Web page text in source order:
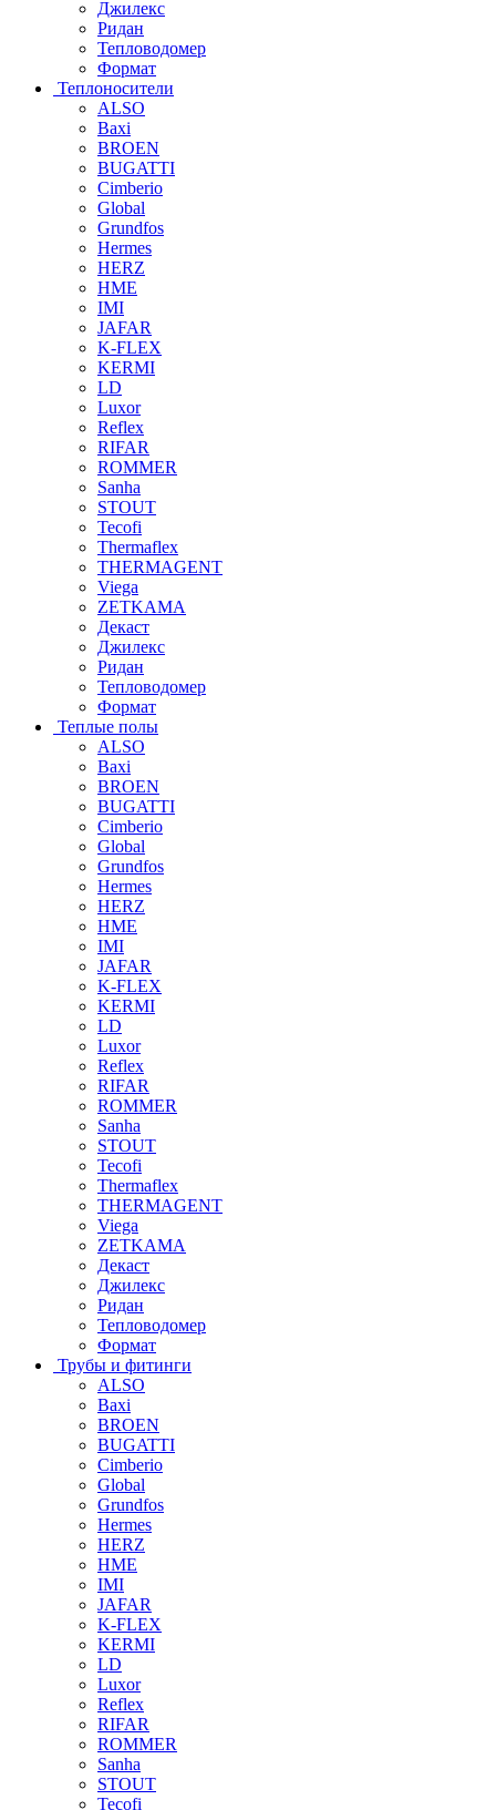
Джилекс
Ридан
Тепловодомер
Формат
Теплоносители
ALSO
Baxi
BROEN
BUGATTI
Cimberio
Global
Grundfos
Hermes
HERZ
HME
IMI
JAFAR
K-FLEX
KERMI
LD
Luxor
Reflex
RIFAR
ROMMER
Sanha
STOUT
Tecofi
Thermaflex
THERMAGENT
Viega
ZETKAMA
Декаст
Джилекс
Ридан
Тепловодомер
Формат
Теплые полы
ALSO
Baxi
BROEN
BUGATTI
Cimberio
Global
Grundfos
Hermes
HERZ
HME
IMI
JAFAR
K-FLEX
KERMI
LD
Luxor
Reflex
RIFAR
ROMMER
Sanha
STOUT
Tecofi
Thermaflex
THERMAGENT
Viega
ZETKAMA
Декаст
Джилекс
Ридан
Тепловодомер
Формат
Трубы и фитинги
ALSO
Baxi
BROEN
BUGATTI
Cimberio
Global
Grundfos
Hermes
HERZ
HME
IMI
JAFAR
K-FLEX
KERMI
LD
Luxor
Reflex
RIFAR
ROMMER
Sanha
STOUT
Tecofi